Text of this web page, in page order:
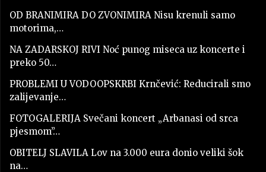
OD BRANIMIRA DO ZVONIMIRA Nisu krenuli samo
motorima,…
NA ZADARSKOJ RIVI Noć punog miseca uz koncerte i
preko 50…
PROBLEMI U VODOOPSKRBI Krnčević: Reducirali smo
zalijevanje…
FOTOGALERIJA Svečani koncert „Arbanasi od srca
pjesmom”…
OBITELJ SLAVILA Lov na 3.000 eura donio veliki šok
na…